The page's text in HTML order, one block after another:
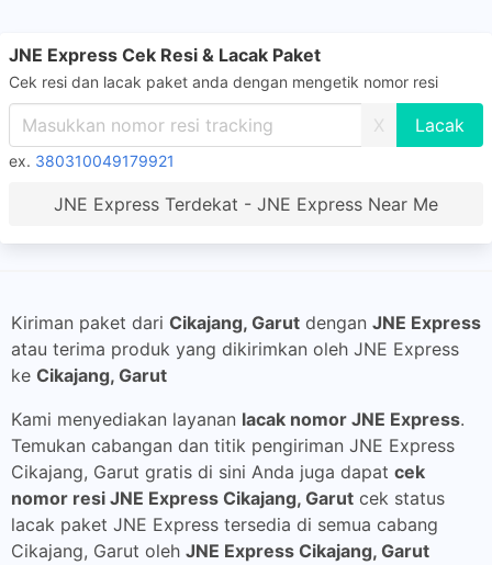
JNE Express Cek Resi & Lacak Paket
Cek resi dan lacak paket anda dengan mengetik nomor resi
X
ex. 380310049179921
JNE Express Terdekat - JNE Express Near Me
Kiriman paket dari Cikajang, Garut dengan JNE Express
atau terima produk yang dikirimkan oleh JNE Express
ke Cikajang, Garut
Kami menyediakan layanan lacak nomor JNE Express.
Temukan cabangan dan titik pengiriman JNE Express
Cikajang, Garut gratis di sini Anda juga dapat cek
nomor resi JNE Express Cikajang, Garut cek status
lacak paket JNE Express tersedia di semua cabang
Cikajang, Garut oleh JNE Express Cikajang, Garut